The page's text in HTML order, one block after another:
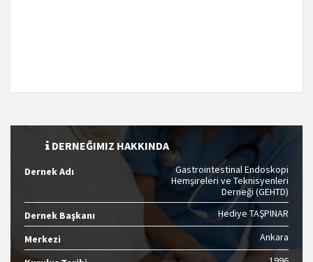
DERNEĞIMIZ HAKKINDA
Dernek Adı
Gastrointestinal Endoskopi
Hemşireleri ve Teknisyenleri
Derneği (GEHTD)
Dernek Başkanı
Hediye TAŞPINAR
Merkezi Ankara